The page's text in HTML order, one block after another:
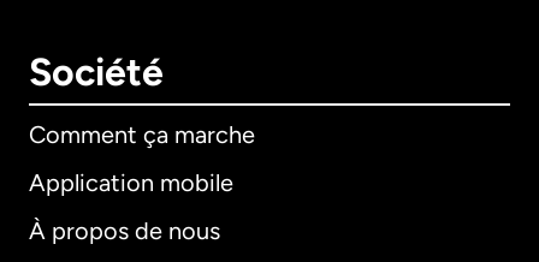
Société
Comment ça marche
Application mobile
À propos de nous